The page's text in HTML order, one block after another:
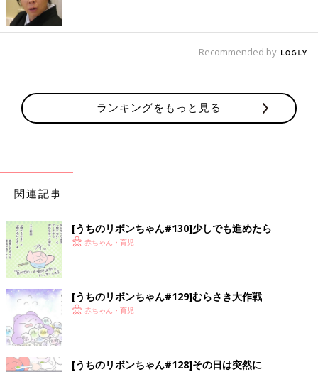
Recommended by
ランキングをもっと見る
関連記事
[うちのリボンちゃん#130]少しでも進めたら
赤ちゃん・育児
[うちのリボンちゃん#129]むらさき大作戦
赤ちゃん・育児
[うちのリボンちゃん#128]その日は突然に